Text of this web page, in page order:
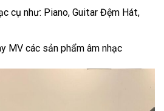
cụ như: Piano, Guitar Đệm Hát,
MV các sản phẩm âm nhạc